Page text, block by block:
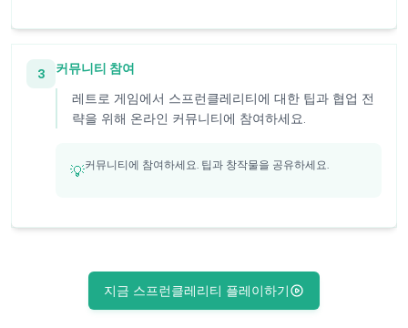
3
커뮤니티 참여
레트로 게임에서 스프런클레리티에 대한 팁과 협업 전
략을 위해 온라인 커뮤니티에 참여하세요.
💡커뮤니티에 참여하세요. 팁과 창작물을 공유하세요.
지금 스프런클레리티 플레이하기